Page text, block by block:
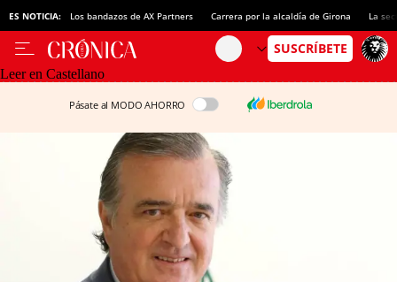
ES NOTICIA: Los bandazos de AX Partners Carrera por la alcaldía de Girona La
Leer en Castellano
Pásate al MODO AHORRO